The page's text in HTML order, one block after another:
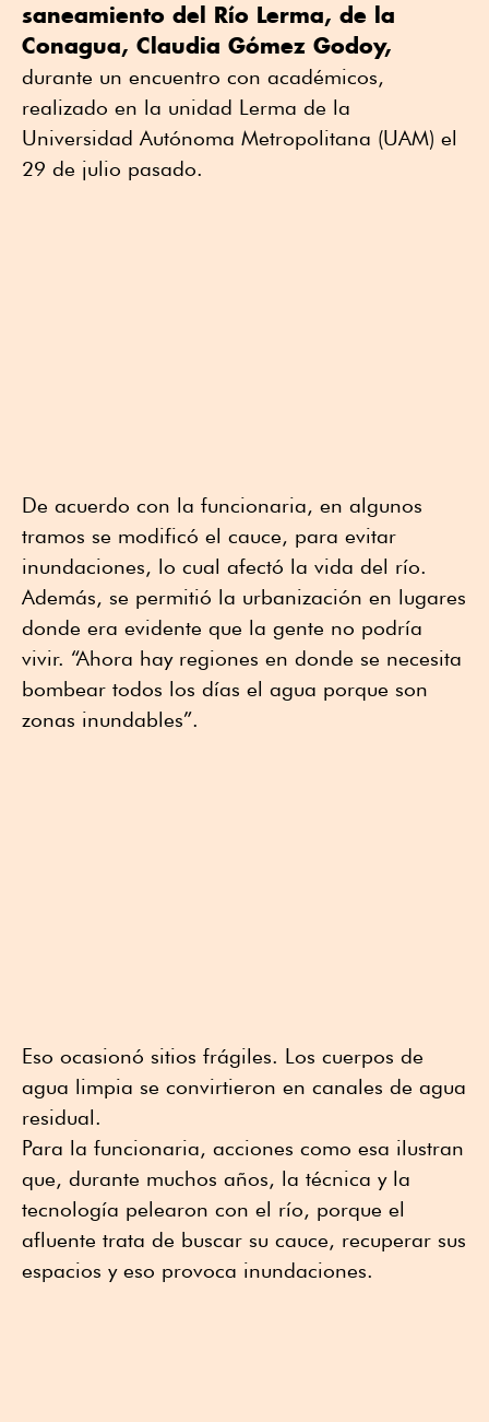
saneamiento del Río Lerma, de la
Conagua, Claudia Gómez Godoy,
durante un encuentro con académicos,
realizado en la unidad Lerma de la
Universidad Autónoma Metropolitana (UAM) el
29 de julio pasado.
De acuerdo con la funcionaria, en algunos
tramos se modificó el cauce, para evitar
inundaciones, lo cual afectó la vida del río.
Además, se permitió la urbanización en lugares
donde era evidente que la gente no podría
vivir. “Ahora hay regiones en donde se necesita
bombear todos los días el agua porque son
zonas inundables”.
Eso ocasionó sitios frágiles. Los cuerpos de
agua limpia se convirtieron en canales de agua
residual.
Para la funcionaria, acciones como esa ilustran
que, durante muchos años, la técnica y la
tecnología pelearon con el río, porque el
afluente trata de buscar su cauce, recuperar sus
espacios y eso provoca inundaciones.